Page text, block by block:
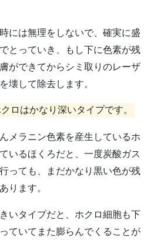
には無理をしないで、確実に盛
とっていき、もし下に色素が残
ができてからシミ取りのレーザ
壊して除去します。
ロはかなり深いタイプです。
メラニン色素を産生しているホ
いるほくろだと、一度炭酸ガス
っても、まだかなり黒い色が残
ります。
いタイプだと、ホクロ細胞も下
ていてまた膨らんでくることが